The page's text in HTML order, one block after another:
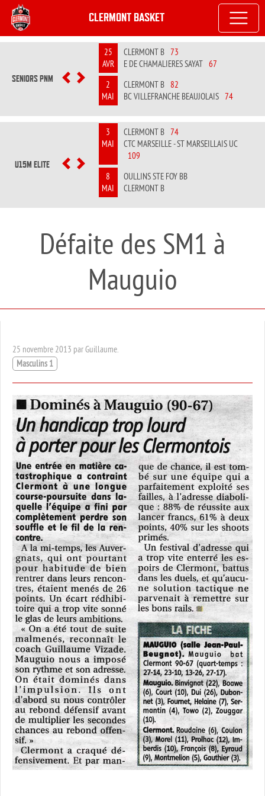
CLERMONT BASKET
SENIORS PNM PREVIOUS
NEXT
25
AVR
CLERMONT B 73
E DE CHAMALIERES SAYAT 67
2
MAI
CLERMONT B 82
BC VILLEFRANCHE BEAUJOLAIS 74
U15M ELITE PREVIOUS
NEXT
3
MAI
CLERMONT B 74
CTC MARSEILLE - ST MARSEILLAIS UC
109
8
MAI
OULLINS STE FOY BB
CLERMONT B
Défaite des SM1 à
Mauguio
25 novembre 2013 par Guillaume.
Masculins 1